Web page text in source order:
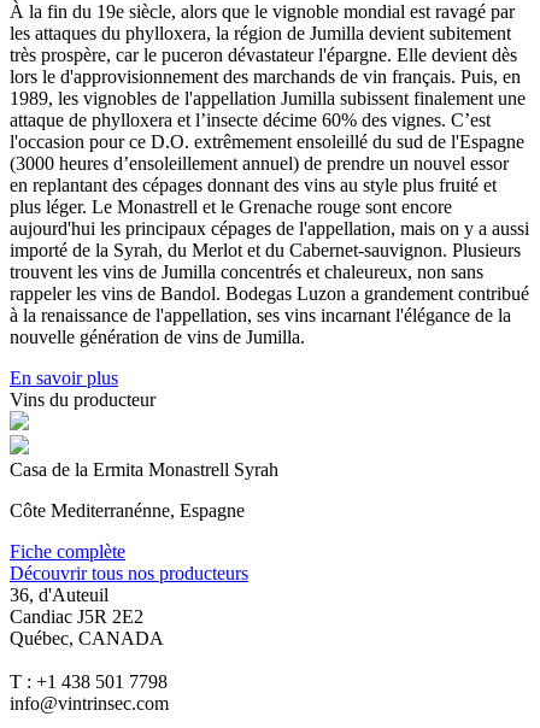
À la fin du 19e siècle, alors que le vignoble mondial est ravagé par
les attaques du phylloxera, la région de Jumilla devient subitement
très prospère, car le puceron dévastateur l'épargne. Elle devient dès
lors le d'approvisionnement des marchands de vin français. Puis, en
1989, les vignobles de l'appellation Jumilla subissent finalement une
attaque de phylloxera et l’insecte décime 60% des vignes. C’est
l'occasion pour ce D.O. extrêmement ensoleillé du sud de l'Espagne
(3000 heures d’ensoleillement annuel) de prendre un nouvel essor
en replantant des cépages donnant des vins au style plus fruité et
plus léger. Le Monastrell et le Grenache rouge sont encore
aujourd'hui les principaux cépages de l'appellation, mais on y a aussi
importé de la Syrah, du Merlot et du Cabernet-sauvignon. Plusieurs
trouvent les vins de Jumilla concentrés et chaleureux, non sans
rappeler les vins de Bandol. Bodegas Luzon a grandement contribué
à la renaissance de l'appellation, ses vins incarnant l'élégance de la
nouvelle génération de vins de Jumilla.
En savoir plus
Vins du producteur
Casa de la Ermita Monastrell Syrah
Côte Mediterranénne, Espagne
Fiche complète
Découvrir tous nos producteurs
36, d'Auteuil
Candiac J5R 2E2
Québec, CANADA
T : +1 438 501 7798
info@vintrinsec.com